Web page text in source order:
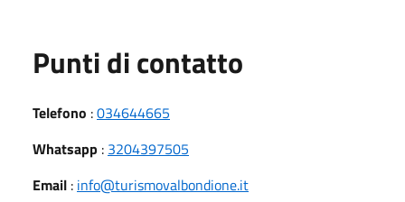
Punti di contatto
Telefono :034644665
Whatsapp : 3204397505
Email : info@turismovalbondione.it